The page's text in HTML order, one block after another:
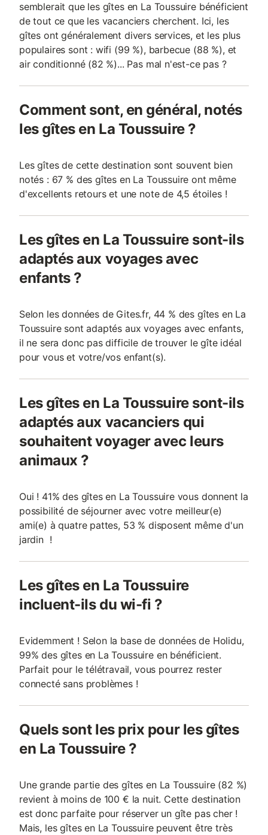
semblerait que les gîtes en La Toussuire bénéficient
de tout ce que les vacanciers cherchent. Ici, les
gîtes ont généralement divers services, et les plus
populaires sont : wifi (99 %), barbecue (88 %), et
air conditionné (82 %)... Pas mal n'est-ce pas ?
Comment sont, en général, notés
les gîtes en La Toussuire ?
Les gîtes de cette destination sont souvent bien
notés : 67 % des gîtes en La Toussuire ont même
d'excellents retours et une note de 4,5 étoiles !
Les gîtes en La Toussuire sont-ils
adaptés aux voyages avec
enfants ?
Selon les données de Gites.fr, 44 % des gîtes en La
Toussuire sont adaptés aux voyages avec enfants,
il ne sera donc pas difficile de trouver le gîte idéal
pour vous et votre/vos enfant(s).
Les gîtes en La Toussuire sont-ils
adaptés aux vacanciers qui
souhaitent voyager avec leurs
animaux ?
Oui ! 41% des gîtes en La Toussuire vous donnent la
possibilité de séjourner avec votre meilleur(e)
ami(e) à quatre pattes, 53 % disposent même d'un
jardin !
Les gîtes en La Toussuire
incluent-ils du wi-fi ?
Evidemment ! Selon la base de données de Holidu,
99% des gîtes en La Toussuire en bénéficient.
Parfait pour le télétravail, vous pourrez rester
connecté sans problèmes !
Quels sont les prix pour les gîtes
en La Toussuire ?
Une grande partie des gîtes en La Toussuire (82 %)
revient à moins de 100 € la nuit. Cette destination
est donc parfaite pour réserver un gîte pas cher !
Mais, les gîtes en La Toussuire peuvent être très